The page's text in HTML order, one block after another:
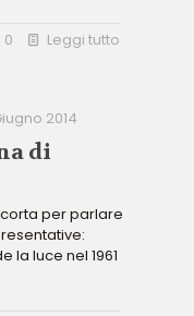
0 Leggi tutto
2014
di
per parlare
la luce nel 1961